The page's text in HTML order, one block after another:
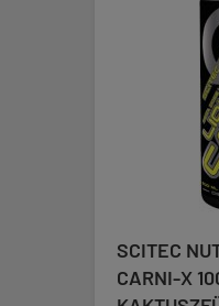
- LIQUID